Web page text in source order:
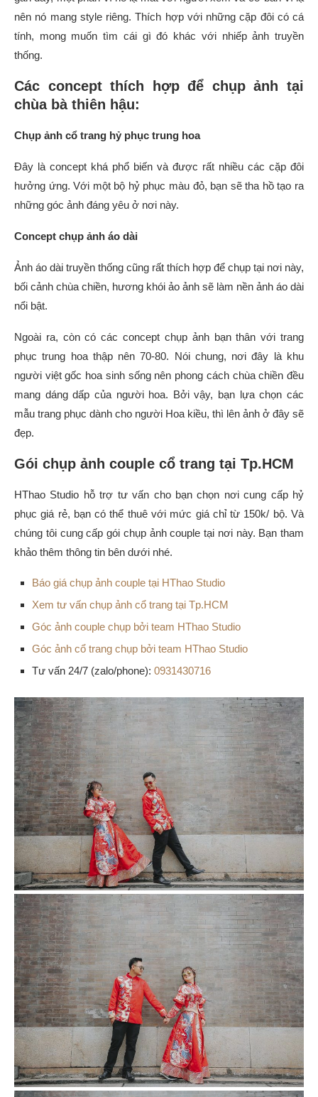
nên nó mang style riêng. Thích hợp với những cặp đôi có cá
tính, mong muốn tìm cái gì đó khác với nhiếp ảnh truyền
thống.
Các concept thích hợp để chụp ảnh tại
chùa bà thiên hậu:
Chụp ảnh cổ trang hỷ phục trung hoa
Đây là concept khá phổ biến và được rất nhiều các cặp đôi
hưởng ứng. Với một bộ hỷ phục màu đỏ, bạn sẽ tha hồ tạo ra
những góc ảnh đáng yêu ở nơi này.
Concept chụp ảnh áo dài
Ảnh áo dài truyền thống cũng rất thích hợp để chụp tại nơi này,
bối cảnh chùa chiền, hương khói ảo ảnh sẽ làm nền ảnh áo dài
nổi bật.
Ngoài ra, còn có các concept chụp ảnh bạn thân với trang
phục trung hoa thập nên 70-80. Nói chung, nơi đây là khu
người việt gốc hoa sinh sống nên phong cách chùa chiền đều
mang dáng dấp của người hoa. Bởi vậy, bạn lựa chọn các
mẫu trang phục dành cho người Hoa kiều, thì lên ảnh ở đây sẽ
đẹp.
Gói chụp ảnh couple cổ trang tại Tp.HCM
HThao Studio hỗ trợ tư vấn cho bạn chọn nơi cung cấp hỷ
phục giá rẻ, bạn có thể thuê với mức giá chỉ từ 150k/ bộ. Và
chúng tôi cung cấp gói chụp ảnh couple tại nơi này. Bạn tham
khảo thêm thông tin bên dưới nhé.
Báo giá chụp ảnh couple tại HThao Studio
Xem tư vấn chụp ảnh cổ trang tại Tp.HCM
Góc ảnh couple chụp bởi team HThao Studio
Góc ảnh cổ trang chụp bởi team HThao Studio
Tư vấn 24/7 (zalo/phone): 0931430716